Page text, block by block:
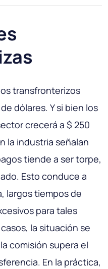
transfronterizos
dólares. Y si bien los
crecerá a $ 250
la industria señalan
tiende a ser torpe,
Esto conduce a
largos tiempos de
para tales
la situación se
comisión supera el
En la práctica,